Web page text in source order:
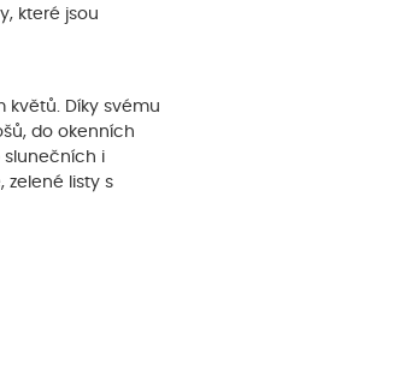
které jsou
květů. Díky svému
do okenních
slunečních i
zelené listy s